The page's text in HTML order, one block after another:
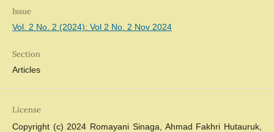
Issue
Vol. 2 No. 2 (2024): Vol 2 No. 2 Nov 2024
Section
Articles
License
Copyright (c) 2024 Romayani Sinaga, Ahmad Fakhri Hutauruk,